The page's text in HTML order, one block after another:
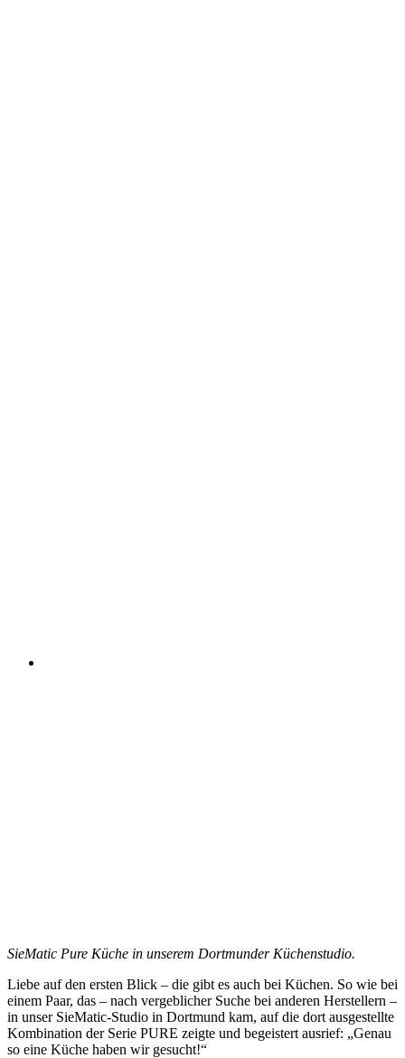
SieMatic Pure Küche in unserem Dortmunder Küchenstudio.
Liebe auf den ersten Blick – die gibt es auch bei Küchen. So wie bei
einem Paar, das – nach vergeblicher Suche bei anderen Herstellern –
in unser SieMatic-Studio in Dortmund kam, auf die dort ausgestellte
Kombination der Serie PURE zeigte und begeistert ausrief: „Genau
so eine Küche haben wir gesucht!“